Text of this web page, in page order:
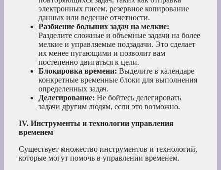
электронных писем, резервное копирование
данных или ведение отчетности.
Разбиение больших задач на мелкие:
Разделите сложные и объемные задачи на более
мелкие и управляемые подзадачи. Это сделает
их менее пугающими и позволит вам
постепенно двигаться к цели.
Блокировка времени: Выделите в календаре
конкретные временные блоки для выполнения
определенных задач.
Делегирование: Не бойтесь делегировать
задачи другим людям, если это возможно.
IV. Инструменты и технологии управления
временем
Существует множество инструментов и технологий,
которые могут помочь в управлении временем.